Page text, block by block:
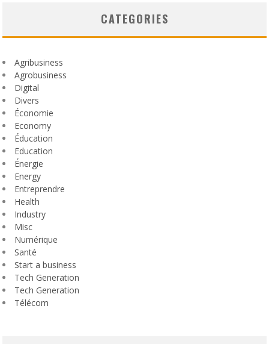
CATEGORIES
Agribusiness
Agrobusiness
Digital
Divers
Économie
Economy
Éducation
Education
Énergie
Energy
Entreprendre
Health
Industry
Misc
Numérique
Santé
Start a business
Tech Generation
Tech Generation
Télécom